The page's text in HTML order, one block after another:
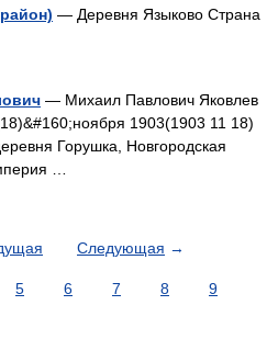
— Деревня Языково Страна
— Михаил Павлович Яковлев
1903(1903 11 18)
Горушка, Новгородская
…
Следующая →
5 6 7 8
9